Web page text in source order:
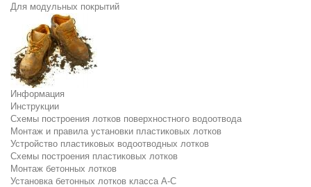
Для модульных покрытий
Информация
Инструкции
Схемы построения лотков поверхностного водоотвода
Монтаж и правила установки пластиковых лотков
Устройство пластиковых водоотводных лотков
Схемы построения пластиковых лотков
Монтаж бетонных лотков
Установка бетонных лотков класса A-C